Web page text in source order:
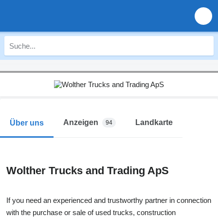
Über uns Anzeigen 94 Landkarte
Wolther Trucks and Trading ApS
If you need an experienced and trustworthy partner in connection
with the purchase or sale of used trucks, construction